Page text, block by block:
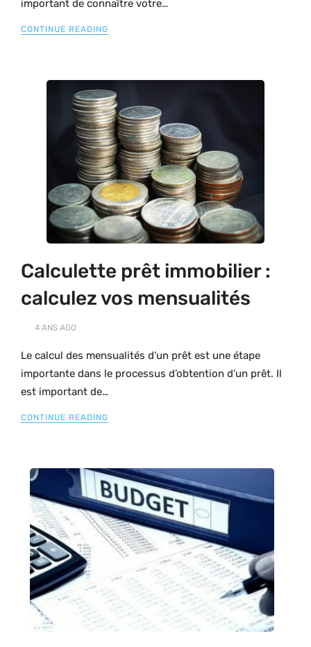
important de connaître votre…
CONTINUE READING
Calculette prêt immobilier :
calculez vos mensualités
4 ANS AGO
Le calcul des mensualités d’un prêt est une étape
importante dans le processus d’obtention d’un prêt. Il
est important de…
CONTINUE READING